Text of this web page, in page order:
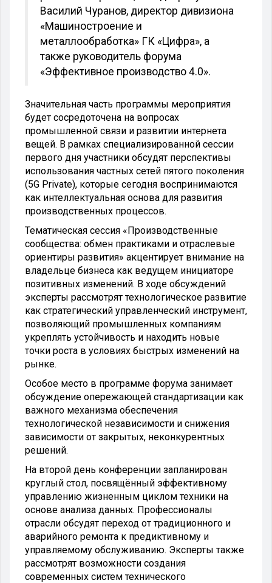
Василий Чуранов, директор дивизиона
«Машиностроение и
металлообработка» ГК «Цифра», а
также руководитель форума
«Эффективное производство 4.0».
Значительная часть программы мероприятия
будет сосредоточена на вопросах
промышленной связи и развитии интернета
вещей. В рамках специализированной сессии
первого дня участники обсудят перспективы
использования частных сетей пятого поколения
(5G Private), которые сегодня воспринимаются
как интеллектуальная основа для развития
производственных процессов.
Тематическая сессия «Производственные
сообщества: обмен практиками и отраслевые
ориентиры развития» акцентирует внимание на
владельце бизнеса как ведущем инициаторе
позитивных изменений. В ходе обсуждений
эксперты рассмотрят технологическое развитие
как стратегический управленческий инструмент,
позволяющий промышленных компаниям
укреплять устойчивость и находить новые
точки роста в условиях быстрых изменений на
рынке.
Особое место в программе форума занимает
обсуждение опережающей стандартизации как
важного механизма обеспечения
технологической независимости и снижения
зависимости от закрытых, неконкурентных
решений.
На второй день конференции запланирован
круглый стол, посвящённый эффективному
управлению жизненным циклом техники на
основе анализа данных. Профессионалы
отрасли обсудят переход от традиционного и
аварийного ремонта к предиктивному и
управляемому обслуживанию. Эксперты также
рассмотрят возможности создания
современных систем технического